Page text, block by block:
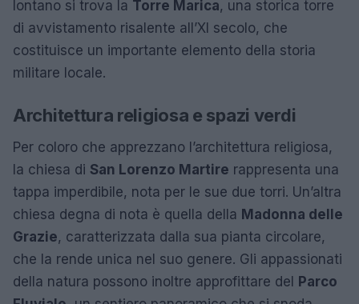
lontano si trova la Torre Marica, una storica torre
di avvistamento risalente all’XI secolo, che
costituisce un importante elemento della storia
militare locale.
Architettura religiosa e spazi verdi
Per coloro che apprezzano l’architettura religiosa,
la chiesa di San Lorenzo Martire rappresenta una
tappa imperdibile, nota per le sue due torri. Un’altra
chiesa degna di nota è quella della Madonna delle
Grazie, caratterizzata dalla sua pianta circolare,
che la rende unica nel suo genere. Gli appassionati
della natura possono inoltre approfittare del
Parco